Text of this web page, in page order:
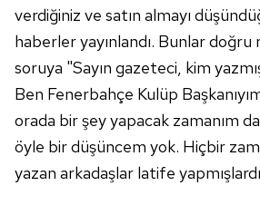
verdiğiniz ve satın almayı
haberler yayınlandı. Bunlar doğru
soruya "Sayın gazeteci, kim
Ben Fenerbahçe Kulüp
orada bir şey yapacak zamanım
öyle bir düşüncem yok. Hiçbir
yazan arkadaşlar latife